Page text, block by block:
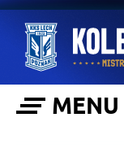
MENU